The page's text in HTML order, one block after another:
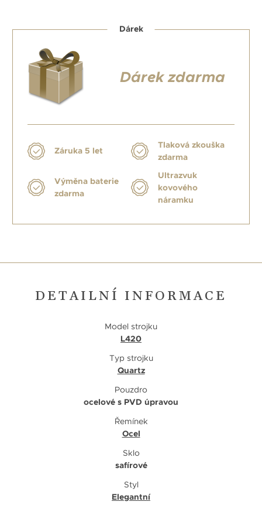
Dárek
Dárek zdarma
Záruka 5 let
Tlaková zkouška
zdarma
Výměna baterie
zdarma
Ultrazvuk
kovového
náramku
DETAILNÍ INFORMACE
Model strojku
L420
Typ strojku
Quartz
Pouzdro
ocelové s PVD úpravou
Řemínek
Ocel
Sklo
safírové
Styl
Elegantní